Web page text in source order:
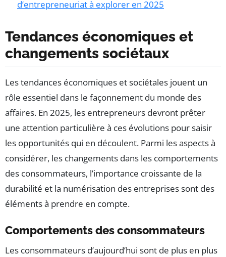
d’entrepreneuriat à explorer en 2025
Tendances économiques et
changements sociétaux
Les tendances économiques et sociétales jouent un
rôle essentiel dans le façonnement du monde des
affaires. En 2025, les entrepreneurs devront prêter
une attention particulière à ces évolutions pour saisir
les opportunités qui en découlent. Parmi les aspects à
considérer, les changements dans les comportements
des consommateurs, l’importance croissante de la
durabilité et la numérisation des entreprises sont des
éléments à prendre en compte.
Comportements des consommateurs
Les consommateurs d’aujourd’hui sont de plus en plus